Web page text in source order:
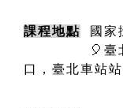
課程地點 國家
🎈臺北市
口，臺北車站